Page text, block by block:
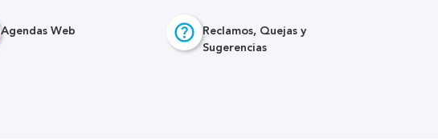
Agendas Web
Reclamos, Quejas y
Sugerencias